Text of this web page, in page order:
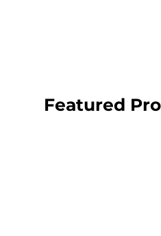
Featured